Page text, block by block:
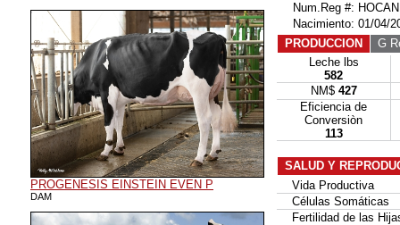
PROGENESIS EINSTEIN EVEN P
DAM
Num.Reg #:
Nacimiento: 01/04/
PRODUCCION
G
Leche lbs
582
NM$ 427
Eficiencia de
Conversiòn
113
SALUD Y
Vida Productiva
Células Somáticas
Fertilidad de las